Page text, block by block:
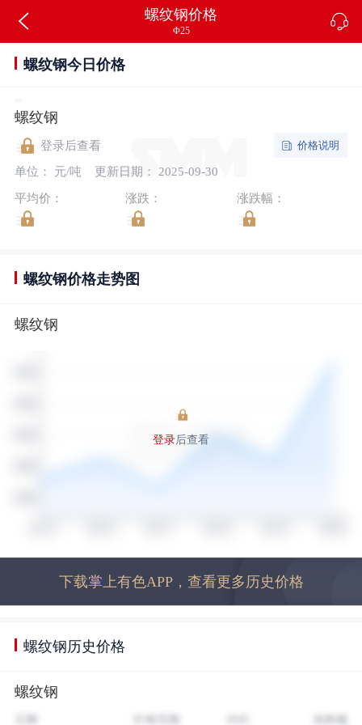
螺纹钢价格
Φ25
螺纹钢今日价格
螺纹钢
登录后查看
单位： 元/吨
更新日期： 2025-09-30
价格说明
平均价： 涨跌： 涨跌幅：
螺纹钢价格走势图
螺纹钢
登录后查看
下载掌上有色APP，查看更多历史价格
螺纹钢历史价格
螺纹钢